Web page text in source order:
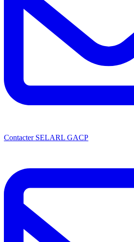
Contacter SELARL GACP